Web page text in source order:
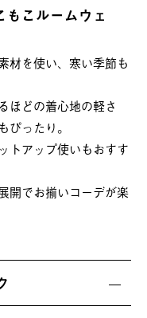
こルームウェ
材を使い、寒い季節も
ほどの着心地の軽さ
ぴったり。
トアップ使いもおすす
開でお揃いコーデが楽